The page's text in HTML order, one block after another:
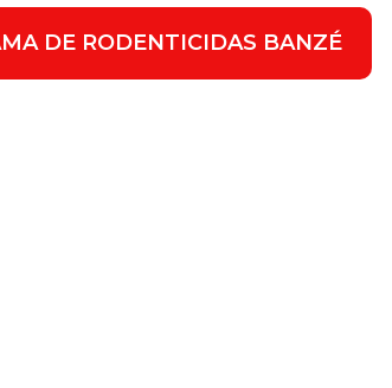
DE RODENTICIDAS BANZÉ